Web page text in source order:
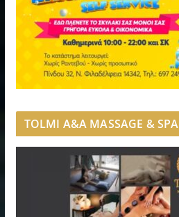
TOLMI A&A MASSAGE & SPA